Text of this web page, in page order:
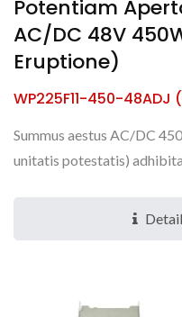
Potentiam
AC/DC 48V
Eruptione)
WP225F11-450-48ADJ
Summus aestus AC/DC
unitatis potestatis)
(computatorum